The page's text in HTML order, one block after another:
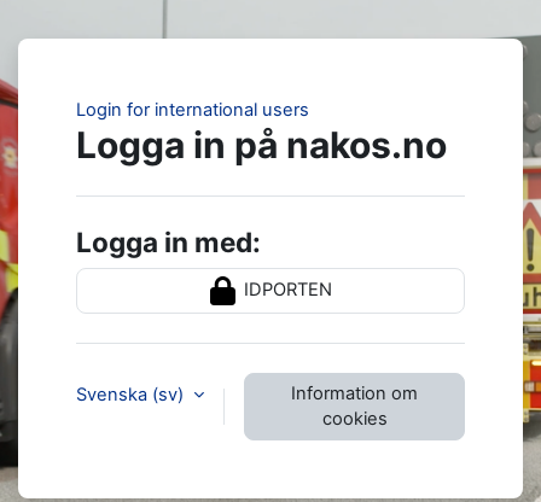
Login for international users
Logga in på nakos.no
Logga in med:
IDPORTEN
Svenska ‎(sv)‎
Information om
cookies